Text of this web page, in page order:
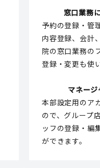
窓口業務
予約の登録・管
内容登録、会計
院の窓口業務の
登録・変更も使
マネージ
本部設定用のア
ので、グループ
ッフの登録・編
ができます。